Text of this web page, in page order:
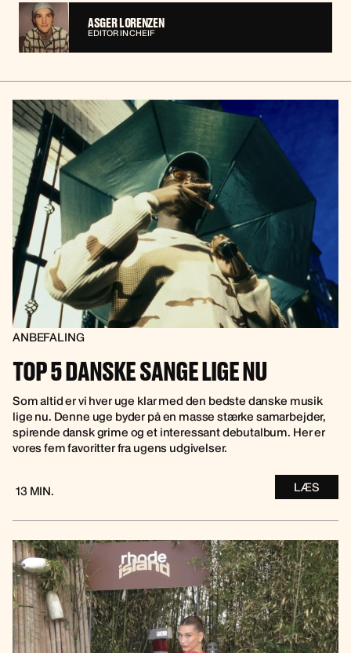
ASGER LORENZEN
EDITOR IN CHEIF
ANBEFALING
TOP 5 DANSKE SANGE LIGE NU
Som altid er vi hver uge klar med den bedste danske musik
lige nu. Denne uge byder på en masse stærke samarbejder,
spirende dansk grime og et interessant debutalbum. Her er
vores fem favoritter fra ugens udgivelser.
13 MIN. LÆS